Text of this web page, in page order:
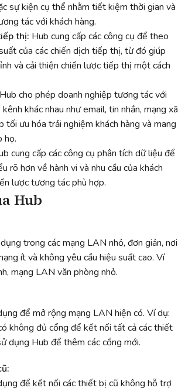
sự kiện cụ thể nhằm tiết kiệm thời gian và
tác với khách hàng.
thị: Hub cung cấp các công cụ để theo
của các chiến dịch tiếp thị, từ đó giúp
và cải thiện chiến lược tiếp thị một cách
Hub cho phép doanh nghiệp tương tác với
khác nhau như email, tin nhắn, mạng xã
tối ưu hóa trải nghiệm khách hàng và mang
họ.
cung cấp các công cụ phân tích dữ liệu để
rõ hơn về hành vi và nhu cầu của khách
lược tương tác phù hợp.
Hub
trong các mạng LAN nhỏ, đơn giản, nơi
ít và không yêu cầu hiệu suất cao. Ví
mạng LAN văn phòng nhỏ.
để mở rộng mạng LAN hiện có. Ví dụ:
không đủ cổng để kết nối tất cả các thiết
dụng Hub để thêm các cổng mới.
để kết nối các thiết bị cũ không hỗ trợ